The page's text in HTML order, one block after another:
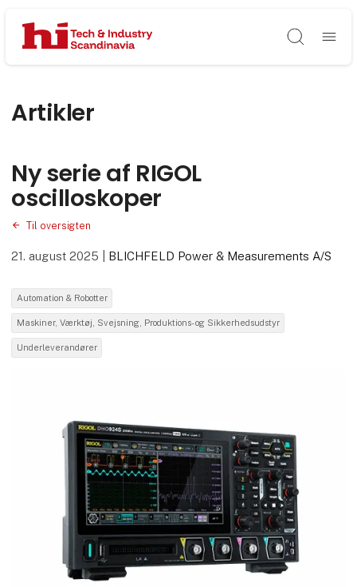
Søg
Artikler
Ny serie af RIGOL
oscilloskoper
Til oversigten
21. august 2025 BLICHFELD Power & Measurements A/S
Automation & Robotter
Maskiner, Værktøj, Svejsning, Produktions- og Sikkerhedsudstyr
Underleverandører